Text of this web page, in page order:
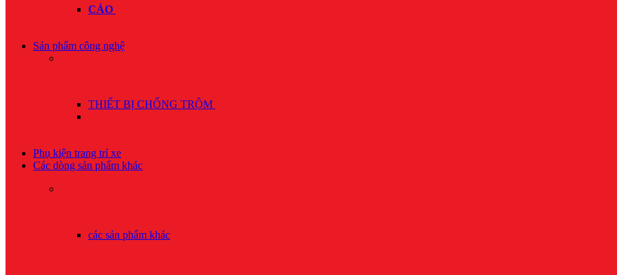
CẢO
Sản phẩm công nghệ
THIẾT BỊ CHỐNG TRỘM
Phụ kiện trang trí xe
Các dòng sản phẩm khác
các sản phẩm khác